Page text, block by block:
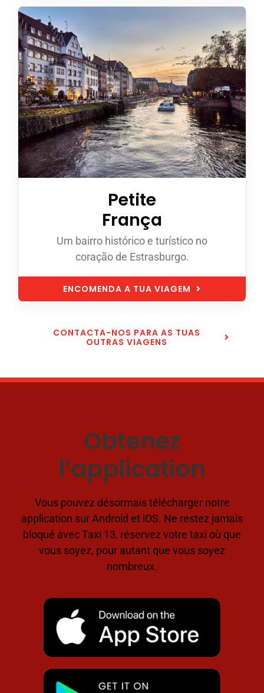
Petite
França
Um bairro histórico e turístico no
coração de Estrasburgo.
ENCOMENDA A TUA VIAGEM
CONTACTA-NOS PARA AS TUAS
OUTRAS VIAGENS
Obtenez
l’application
Vous pouvez désormais télécharger notre
application sur Android et iOS. Ne restez jamais
bloqué avec Taxi 13, réservez votre taxi où que
vous soyez, pour autant que vous soyez
nombreux.